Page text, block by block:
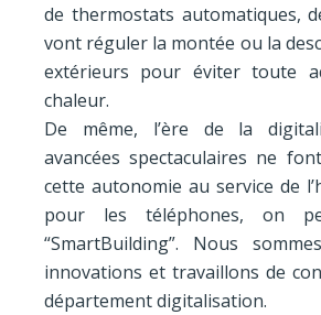
de thermostats automatiques,
vont réguler la montée ou la
extérieurs pour éviter toute
chaleur.
De même, l’ère de la
avancées spectaculaires ne
cette autonomie au service de
pour les téléphones, on
“SmartBuilding”. Nous
innovations et travaillons de
département digitalisation.